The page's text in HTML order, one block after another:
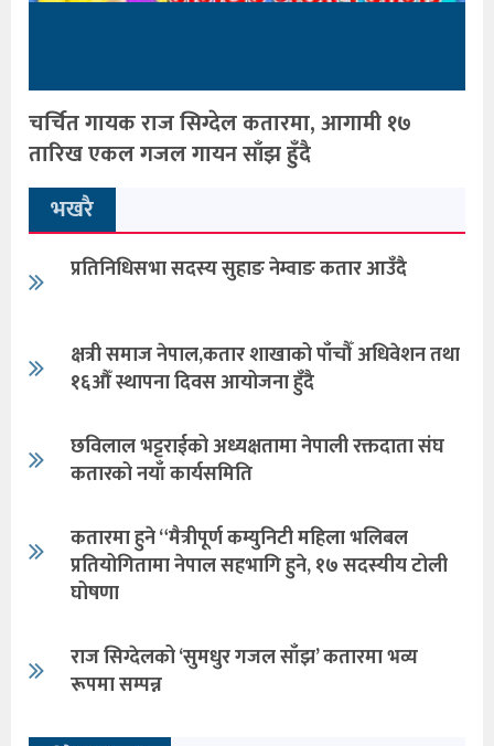
चर्चित गायक राज सिग्देल कतारमा, आगामी १७
तारिख एकल गजल गायन साँझ हुँदै
भखरै
प्रतिनिधिसभा सदस्य सुहाङ नेम्वाङ कतार आउँदै
क्षत्री समाज नेपाल,कतार शाखाको पाँचौँ अधिवेशन तथा
१६औँ स्थापना दिवस आयोजना हुँदै
छविलाल भट्टराईको अध्यक्षतामा नेपाली रक्तदाता संघ
कतारको नयाँ कार्यसमिति
कतारमा हुने “मैत्रीपूर्ण कम्युनिटी महिला भलिबल
प्रतियोगितामा नेपाल सहभागि हुने, १७ सदस्यीय टोली
घोषणा
राज सिग्देलको ‘सुमधुर गजल साँझ’ कतारमा भव्य
रूपमा सम्पन्न